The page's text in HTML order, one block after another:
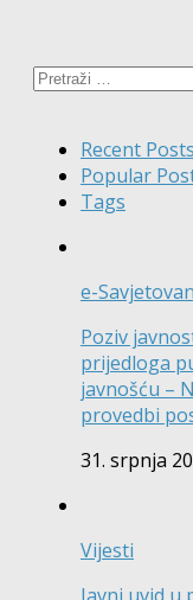
Pretraži:
Recent Posts
Popular
Tags
e-
Poziv
prijedloga
javnošću –
provedbi
31. srpnja
Vijesti